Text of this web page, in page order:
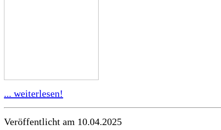
... weiterlesen!
Veröffentlicht am 10.04.2025